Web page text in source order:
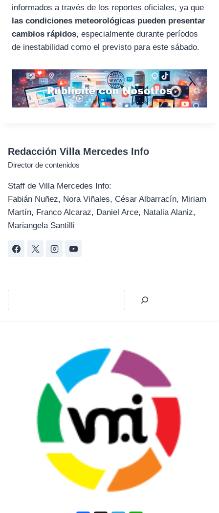
informados a través de los reportes oficiales, ya que
las condiciones meteorológicas pueden presentar
cambios rápidos, especialmente durante períodos
de inestabilidad como el previsto para este sábado.
Redacción Villa Mercedes Info
Director de contenidos
Staff de Villa Mercedes Info:
Fabián Nuñez, Nora Viñales, César Albarracín, Miriam
Martín, Franco Alcaraz, Daniel Arce, Natalia Alaniz,
Mariangela Santilli